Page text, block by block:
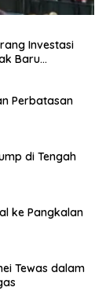
Investasi
Baru
Perbatasan
di Tengah
ke Pangkalan
Tewas dalam